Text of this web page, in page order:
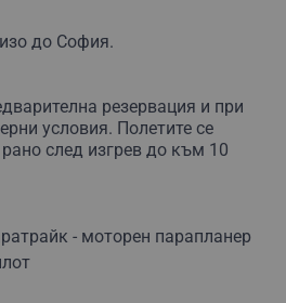
за хора от всички възрасти,
от
завинаги в съзнанието ти. А
се изживяване, а не
е перфектният избор.
човек. Един билет към
живот и най-лесният начин
нещо незабравимо!
до София.
резервация и при
условия. Полетите се
след изгрев до към 10
- моторен парапланер